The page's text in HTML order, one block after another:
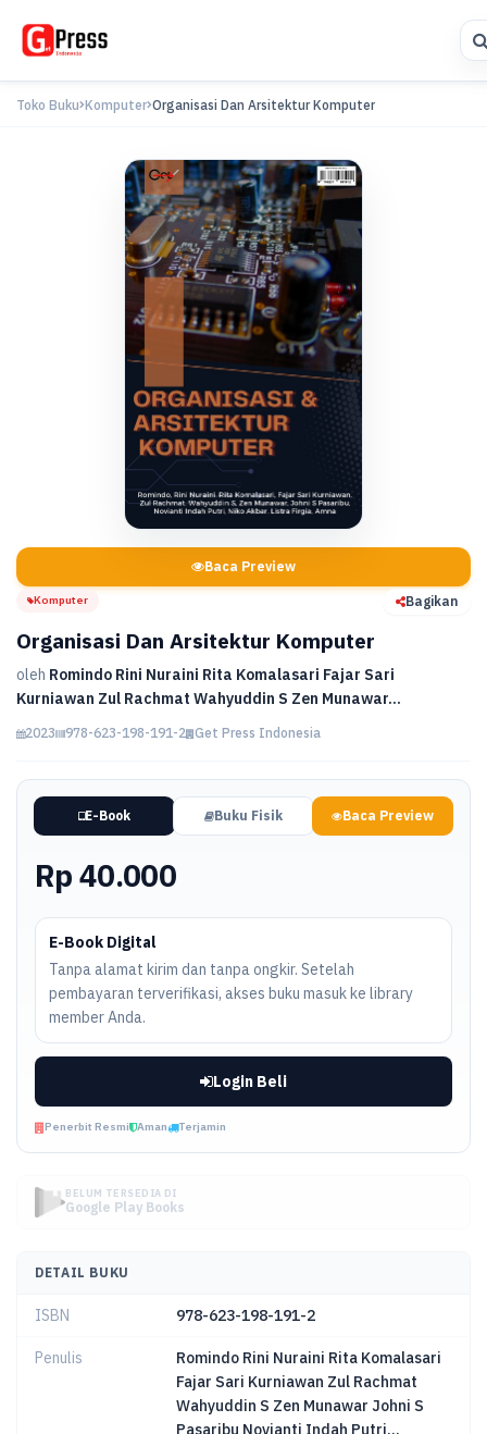
Toko Buku Komputer Organisasi Dan Arsitektur Komputer
Baca Preview
Komputer Bagikan
Organisasi Dan Arsitektur Komputer
oleh Romindo Rini Nuraini Rita Komalasari Fajar Sari
Kurniawan Zul Rachmat Wahyuddin S Zen Munawar...
2023 978-623-198-191-2 Get Press Indonesia
E-Book Buku Fisik Baca Preview
Rp 40.000
E-Book Digital
Tanpa alamat kirim dan tanpa ongkir. Setelah
pembayaran terverifikasi, akses buku masuk ke library
member Anda.
Login Beli
Penerbit Resmi Aman Terjamin
BELUM TERSEDIA DI
Google Play Books
DETAIL BUKU
ISBN 978-623-198-191-2
Penulis
Romindo Rini Nuraini Rita Komalasari
Fajar Sari Kurniawan Zul Rachmat
Wahyuddin S Zen Munawar Johni S